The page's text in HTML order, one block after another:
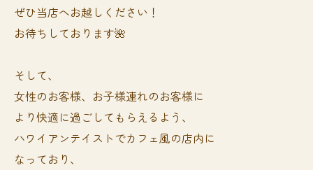
ぜひ当店へお越しください！
お待ちしております🌺
そして、
女性のお客様、お子様連れのお客様に
より快適に過ごしてもらえるよう、
ハワイアンテイストでカフェ風の店内に
なっており、